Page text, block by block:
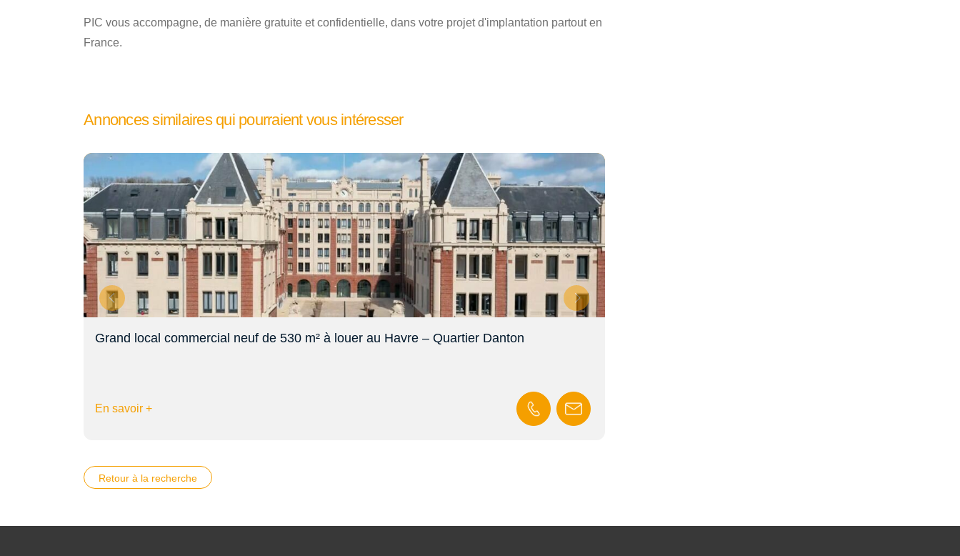
PIC vous accompagne, de manière gratuite et confidentielle, dans votre projet d'implantation partout en
France.
Annonces similaires qui pourraient vous intéresser
Grand local commercial neuf de 530 m² à louer au Havre – Quartier Danton
En savoir +
Retour à la recherche